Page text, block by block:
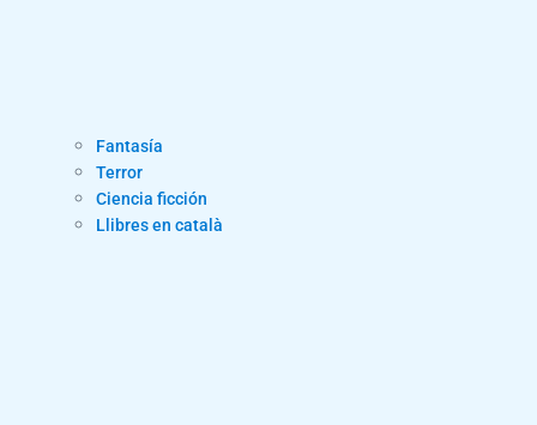
Fantasía
Terror
Ciencia ficción
Llibres en català